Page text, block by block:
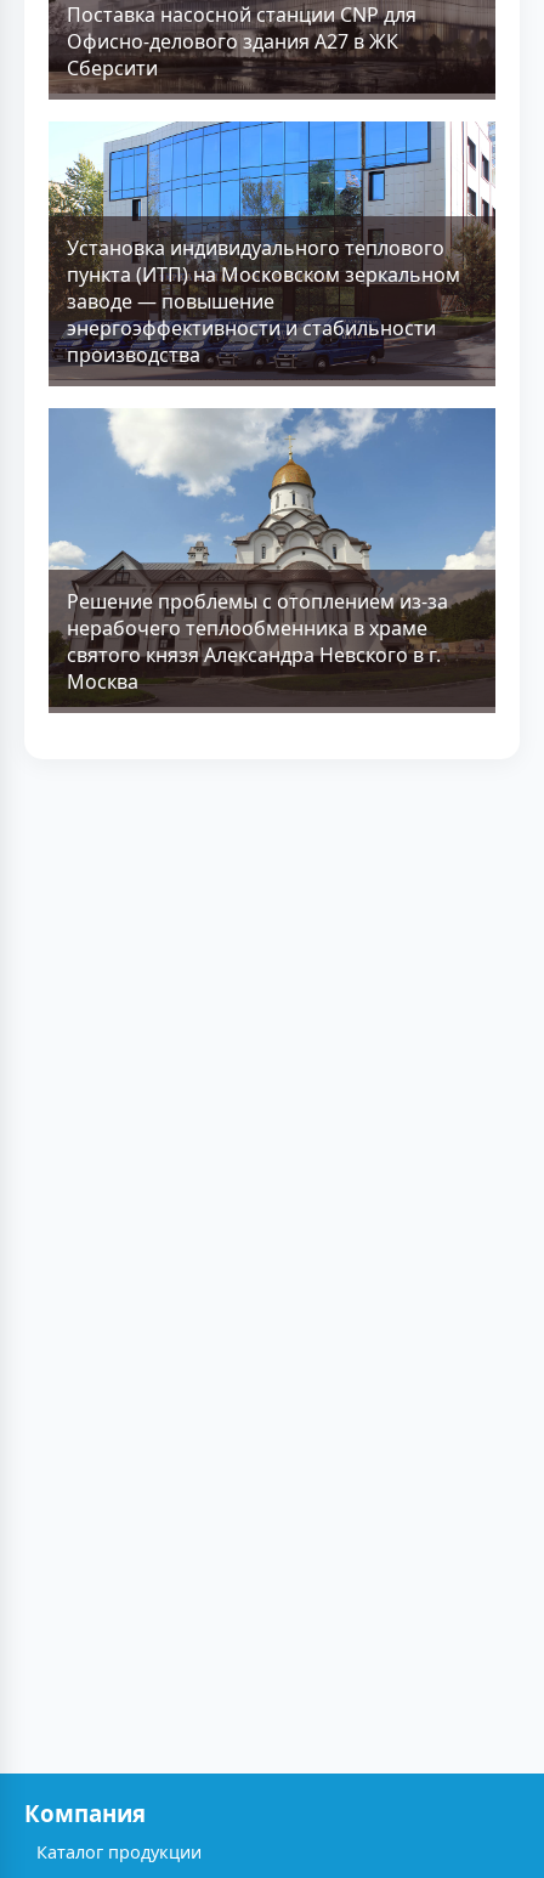
Поставка насосной станции CNP для
Офисно-делового здания А27 в ЖК
Сберсити
Установка индивидуального теплового
пункта (ИТП) на Московском зеркальном
заводе — повышение
энергоэффективности и стабильности
производства
Решение проблемы с отоплением из-за
нерабочего теплообменника в храме
святого князя Александра Невского в г.
Москва
Компания
Каталог продукции